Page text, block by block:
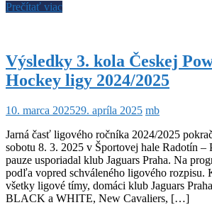
Prečítať viac
Výsledky 3. kola Českej
Hockey ligy 2024/2025
10. marca 202529. apríla 2025 mb
Jarná časť ligového ročníka 2024/2025
sobotu 8. 3. 2025 v Športovej hale Radotín –
pauze usporiadal klub Jaguars Praha. Na
podľa vopred schváleného ligového rozpisu.
všetky ligové tímy, domáci klub Jaguars
BLACK a WHITE, New Cavaliers, […]